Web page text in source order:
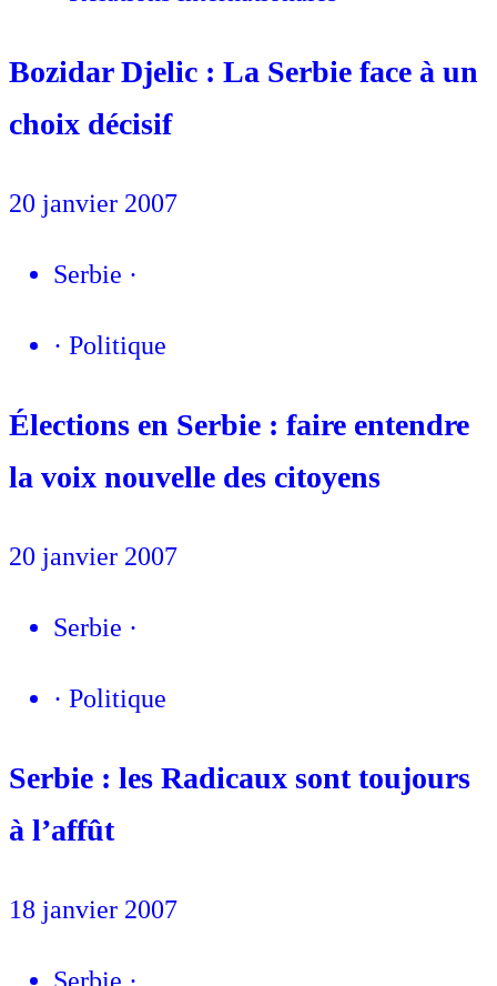
Bozidar Djelic : La Serbie face à un
choix décisif
20 janvier 2007
Serbie ·
· Politique
Élections en Serbie : faire entendre
la voix nouvelle des citoyens
20 janvier 2007
Serbie ·
· Politique
Serbie : les Radicaux sont toujours
à l’affût
18 janvier 2007